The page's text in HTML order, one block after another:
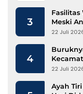
3
Meski
Mengalir
22 Juli
4
22 Juli
Ayah